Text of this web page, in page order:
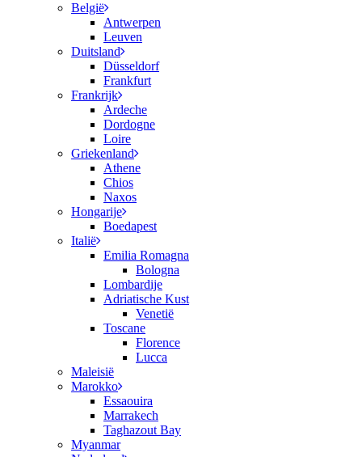
België
Antwerpen
Leuven
Duitsland
Düsseldorf
Frankfurt
Frankrijk
Ardeche
Dordogne
Loire
Griekenland
Athene
Chios
Naxos
Hongarije
Boedapest
Italië
Emilia Romagna
Bologna
Lombardije
Adriatische Kust
Venetië
Toscane
Florence
Lucca
Maleisië
Marokko
Essaouira
Marrakech
Taghazout Bay
Myanmar